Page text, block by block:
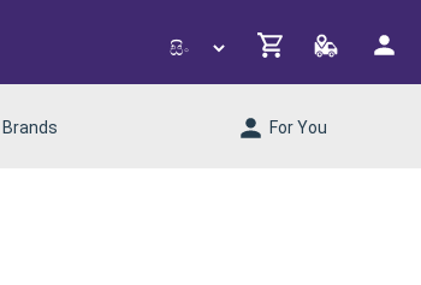
Brands For You